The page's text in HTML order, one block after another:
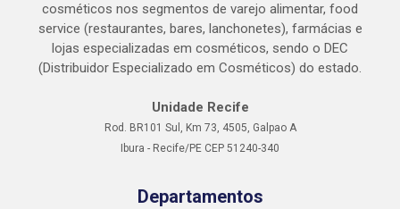
cosméticos nos segmentos de varejo alimentar, food
service (restaurantes, bares, lanchonetes), farmácias e
lojas especializadas em cosméticos, sendo o DEC
(Distribuidor Especializado em Cosméticos) do estado.
Unidade Recife
Rod. BR101 Sul, Km 73, 4505, Galpao A
Ibura - Recife/PE CEP 51240-340
Departamentos